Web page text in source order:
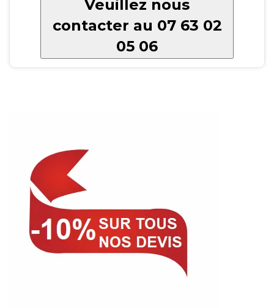
Veuillez nous
contacter au 07 63 02
05 06